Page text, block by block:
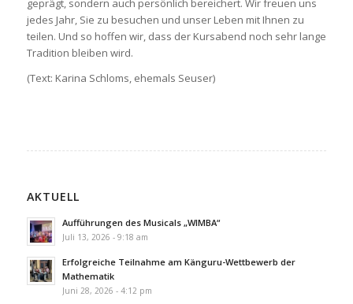
geprägt, sondern auch persönlich bereichert. Wir freuen uns
jedes Jahr, Sie zu besuchen und unser Leben mit Ihnen zu
teilen. Und so hoffen wir, dass der Kursabend noch sehr lange
Tradition bleiben wird.
(Text: Karina Schloms, ehemals Seuser)
AKTUELL
Aufführungen des Musicals „WIMBA“
Juli 13, 2026 - 9:18 am
Erfolgreiche Teilnahme am Känguru-Wettbewerb der
Mathematik
Juni 28, 2026 - 4:12 pm